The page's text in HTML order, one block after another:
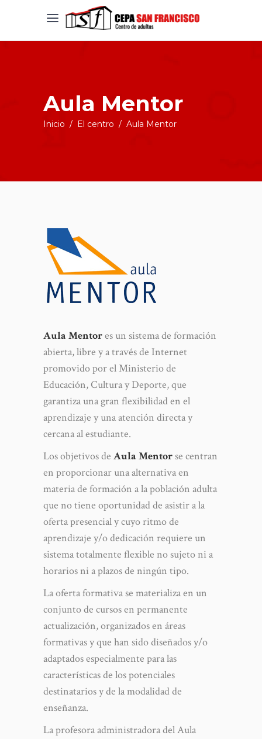
Aula Mentor
Inicio / El centro / Aula Mentor
Aula Mentores un sistema de formación
abierta, libre y a través de Internet
promovido por el Ministerio de
Educación, Cultura y Deporte, que
garantiza una gran flexibilidad en el
aprendizaje y una atención directa y
cercana al estudiante.
Los objetivos de Aula Mentorse centran
en proporcionar una alternativa en
materia de formación a la población adulta
que no tiene oportunidad de asistir a la
oferta presencial y cuyo ritmo de
aprendizaje y/o dedicación requiere un
sistema totalmente flexible no sujeto ni a
horarios ni a plazos de ningún tipo.
La oferta formativa se materializa en un
conjunto de cursos en permanente
actualización, organizados en áreas
formativas y que han sido diseñados y/o
adaptados especialmente para las
características de los potenciales
destinatarios y de la modalidad de
enseñanza.
La profesora administradora del Aula